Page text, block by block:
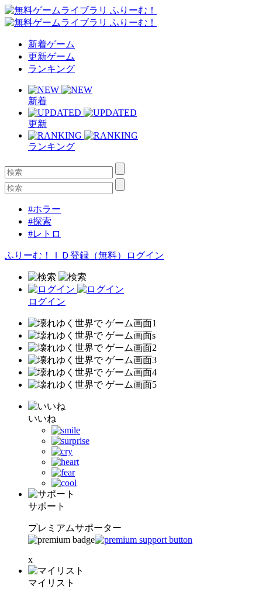
新着ゲーム
更新ゲーム
ランキング
新着
更新
ランキング
#ホラー
#探索
#レトロ
ふりーむ！ＩＤ登録（無料） ログイン
ログイン
いいね
サポート
プレミアムサポーター
x
マイリスト